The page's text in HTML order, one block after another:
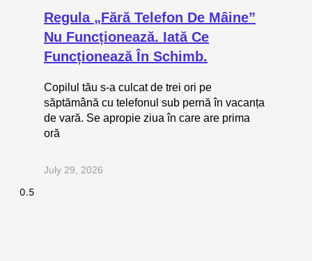
Regula „fără Telefon De Mâine”
Nu Funcționează. Iată Ce
Funcționează În Schimb.
Copilul tău s-a culcat de trei ori pe
săptămână cu telefonul sub pernă în vacanța
de vară. Se apropie ziua în care are prima
oră
July 29, 2026